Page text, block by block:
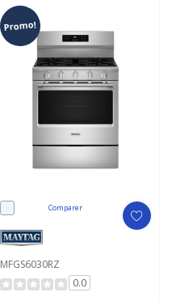
Promo!
Comparer
MFGS6030RZ
0.0